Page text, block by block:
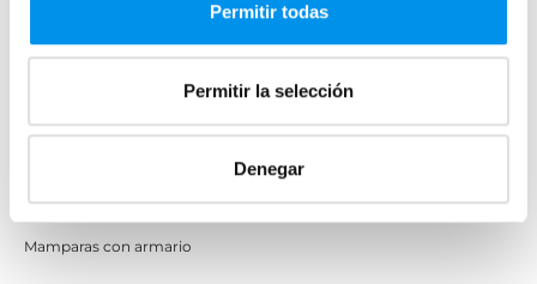
Permitir todas
Permitir la selección
Denegar
Correderas
Mamparas a ras de suelo
Mamparas con armario